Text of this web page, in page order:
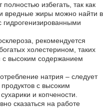
избегать, так как
вредные жиры можно найти в
рекомендуется
холестерином, таких
высоким содержанием
натрия – следует
с высоким
и копчености.
сказаться на работе